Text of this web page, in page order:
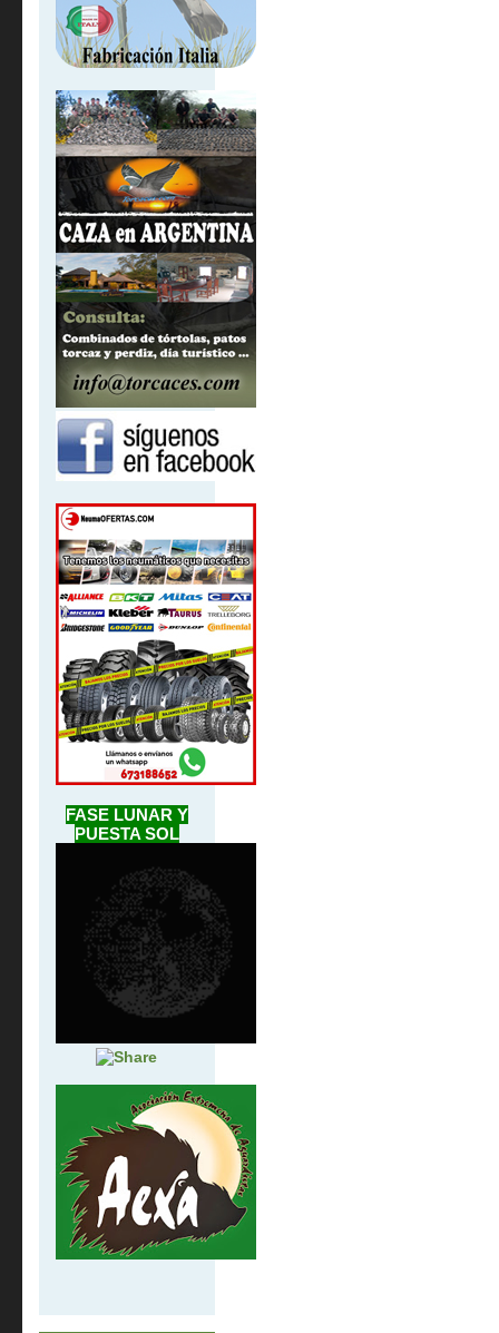
FASE LUNAR Y
PUESTA SOL